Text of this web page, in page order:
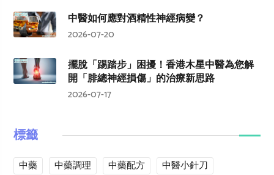
中醫如何應對酒精性神經病變？
2026-07-20
擺脫「踢踏步」困擾！香港木星中醫為您解
開「腓總神經損傷」的治療新思路
2026-07-17
標籤
中藥 中藥調理 中藥配方 中醫小針刀